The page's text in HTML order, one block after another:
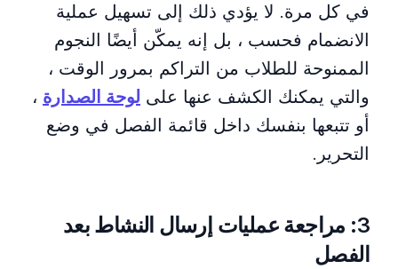
في كل مرة. لا يؤدي ذلك إلى تسهيل عملية
الانضمام فحسب ، بل إنه يمكّن أيضًا النجوم
الممنوحة للطلاب من التراكم بمرور الوقت ،
والتي يمكنك الكشف عنها على لوحة الصدارة ،
أو تتبعها بنفسك داخل قائمة الفصل في وضع
التحرير.
3: مراجعة عمليات إرسال النشاط بعد
الفصل